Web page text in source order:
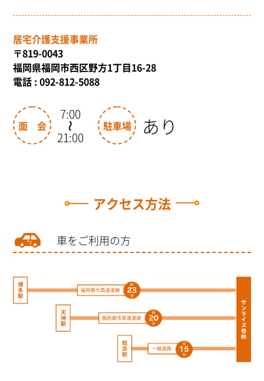
居宅介護支援事業所
〒819-0043
福岡県福岡市西区野方1丁目16-28
電話 : 092-812-5088
面会
7:00
〜
21:00
駐車場 あり
アクセス方法
車をご利用の方